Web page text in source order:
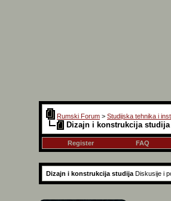
Rumski Forum > Studijska tehnika i
Dizajn i konstrukcija studija
Register FAQ
Dizajn i konstrukcija studija Diskusije i